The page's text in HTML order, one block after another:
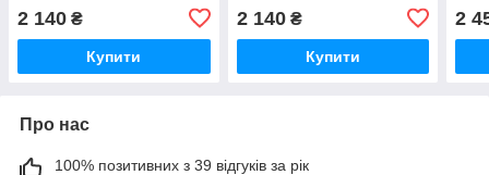
2 140 ₴
Купити
2 140₴
Купити
2
Про нас
100% позитивних з 39 відгуків за рік